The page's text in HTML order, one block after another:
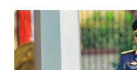
OPINI
Informasi
INDEKS